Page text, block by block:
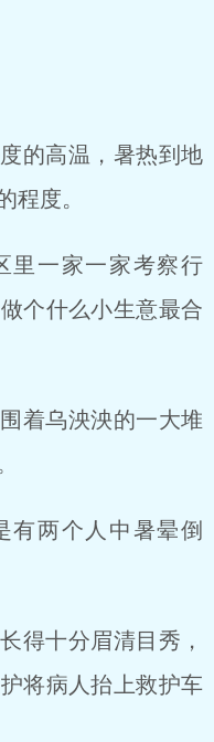
的高温，暑热到地
程度。
里一家一家考察行
个什么小生意最合
着乌泱泱的一大堆
有两个人中暑晕倒
得十分眉清目秀，
将病人抬上救护车